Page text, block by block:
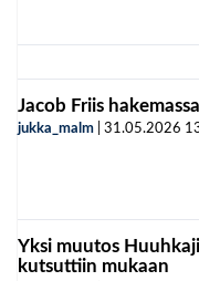
Jacob Friis
jukka_malm 31.05.2026
Yksi muutos
kutsuttiin mukaan